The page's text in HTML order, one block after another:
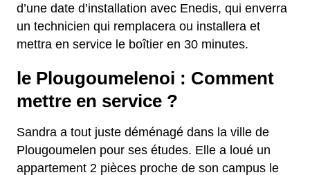
d’une date d’installation avec Enedis, qui enverra
un technicien qui remplacera ou installera et
mettra en service le boîtier en 30 minutes.
le Plougoumelenoi : Comment
mettre en service ?
Sandra a tout juste déménagé dans la ville de
Plougoumelen pour ses études. Elle a loué un
appartement 2 pièces proche de son campus le